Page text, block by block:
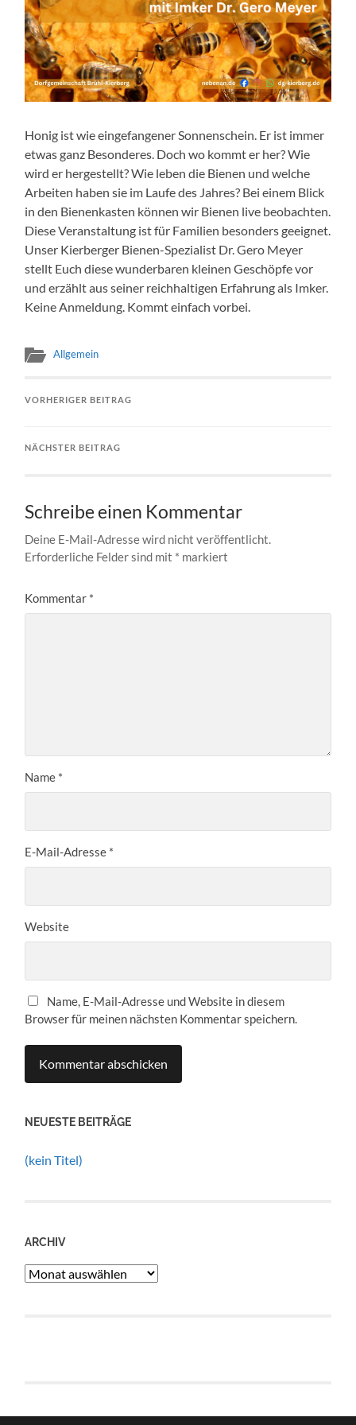
Honig ist wie eingefangener Sonnenschein. Er ist immer
etwas ganz Besonderes. Doch wo kommt er her? Wie
wird er hergestellt? Wie leben die Bienen und welche
Arbeiten haben sie im Laufe des Jahres? Bei einem Blick
in den Bienenkasten können wir Bienen live beobachten.
Diese Veranstaltung ist für Familien besonders geeignet.
Unser Kierberger Bienen-Spezialist Dr. Gero Meyer
stellt Euch diese wunderbaren kleinen Geschöpfe vor
und erzählt aus seiner reichhaltigen Erfahrung als Imker.
Keine Anmeldung. Kommt einfach vorbei.
Allgemein
VORHERIGER BEITRAG
NÄCHSTER BEITRAG
Schreibe einen Kommentar
Deine E-Mail-Adresse wird nicht veröffentlicht.
Erforderliche Felder sind mit * markiert
Kommentar *
Name *
E-Mail-Adresse *
Website
Name, E-Mail-Adresse und Website in diesem
Browser für meinen nächsten Kommentar speichern.
NEUESTE BEITRÄGE
(kein Titel)
ARCHIV
Archiv